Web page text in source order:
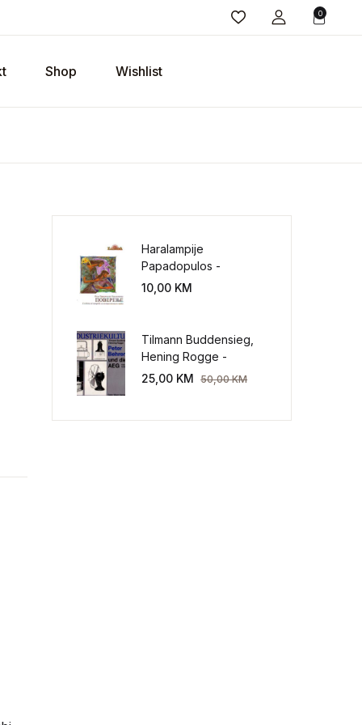
0
Shop Wishlist
Haralampije
Papadopulos -
Poverenje: sloboda od
10,00 KM
Tilmann Buddensieg,
Hening Rogge -
Industriekultur: Peter
25,00 KM 50,00KM